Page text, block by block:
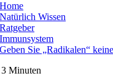
Home
Natürlich Wissen
Ratgeber
Immunsystem
Geben Sie „Radikalen“